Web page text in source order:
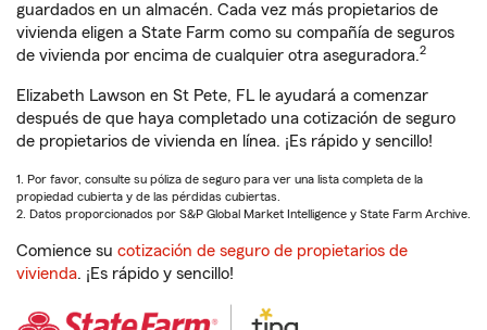
guardados en un almacén. Cada vez más propietarios de
vivienda eligen a State Farm como su compañía de seguros
de vivienda por encima de cualquier otra aseguradora.2
Elizabeth Lawson en St Pete, FL le ayudará a comenzar
después de que haya completado una cotización de seguro
de propietarios de vivienda en línea. ¡Es rápido y sencillo!
1. Por favor, consulte su póliza de seguro para ver una lista completa de la
propiedad cubierta y de las pérdidas cubiertas.
2. Datos proporcionados por S&P Global Market Intelligence y State Farm Archive.
Comience su cotización de seguro de propietarios de
vivienda. ¡Es rápido y sencillo!